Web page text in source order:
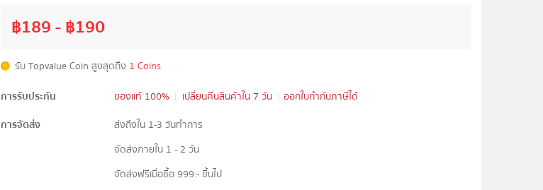
฿189- ฿190
รับ Topvalue Coin สูงสุดถึง 1 Coins
การรับประกัน
ของแท้ 100% เปลี่ยนคืนสินค้าใน 7 วัน
ออกใบกำกับภาษีได้
การจัดส่ง
ส่งถึงใน 1-3 วันทำการ
จัดส่งภายใน 1 - 2 วัน
จัดส่งฟรีเมื่อซื้อ 999.- ขึ้นไป